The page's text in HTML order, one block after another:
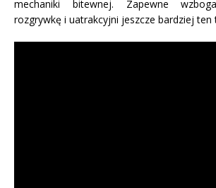
mechaniki bitewnej. Zapewne
rozgrywkę i uatrakcyjni jeszcze bardziej ten